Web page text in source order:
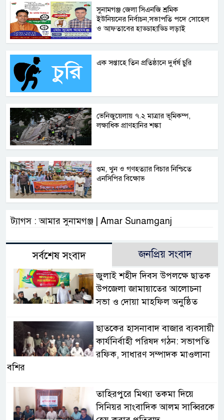
সুনামগঞ্জ জেলা সিএনজি শ্রমিক
ইউনিয়নের নির্বাচন,সভাপতি পদে সোহেল
ও আফতাবের হাড্ডাহাড্ডি লড়াই
এক সপ্তাহে তিন প্রতিষ্ঠানে দুর্ধর্ষ চুরি
ভেনিজুয়েলায় ৭.২ মাত্রার ভূমিকম্প,
লক্ষাধিক প্রাণহানির শঙ্কা
গুম, খুন ও গণহত্যার বিচার নিশ্চিতে
এনসিপির বিক্ষোভ
ট্যাগস : আমার সুনামগঞ্জ | Amar Sunamganj
সর্বশেষ সংবাদ জনপ্রিয় সংবাদ
জুলাই শহীদ দিবস উপলক্ষে ছাতক
উপজেলা জামায়াতের আলোচনা
সভা ও দোয়া মাহফিল অনুষ্ঠিত
ছাতকের হাসনাবাদ বাজার ব্যবসায়ী
কার্যনির্বাহী পরিষদ গঠন: সভাপতি
রফিক, সাধারণ সম্পাদক মাওলানা
বশির
তাহিরপুরে মিথ্যা তকমা দিয়ে
সিনিয়র সাংবাদিক আলম সাব্বিরকে